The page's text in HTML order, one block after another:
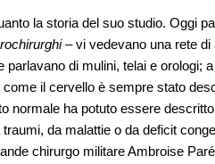
la storia del suo studio. Oggi
– vi vedevano una rete di
parlavano di mulini, telai e orologi;
il cervello è sempre stato
normale ha potuto essere
da malattie o da deficit
chirurgo militare Ambroise